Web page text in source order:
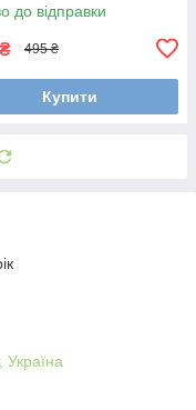
до відправки
₴ 495 ₴
Купити
Україна